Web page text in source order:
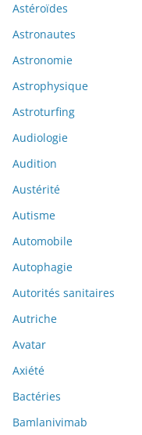
Astéroïdes
Astronautes
Astronomie
Astrophysique
Astroturfing
Audiologie
Audition
Austérité
Autisme
Automobile
Autophagie
Autorités sanitaires
Autriche
Avatar
Axiété
Bactéries
Bamlanivimab